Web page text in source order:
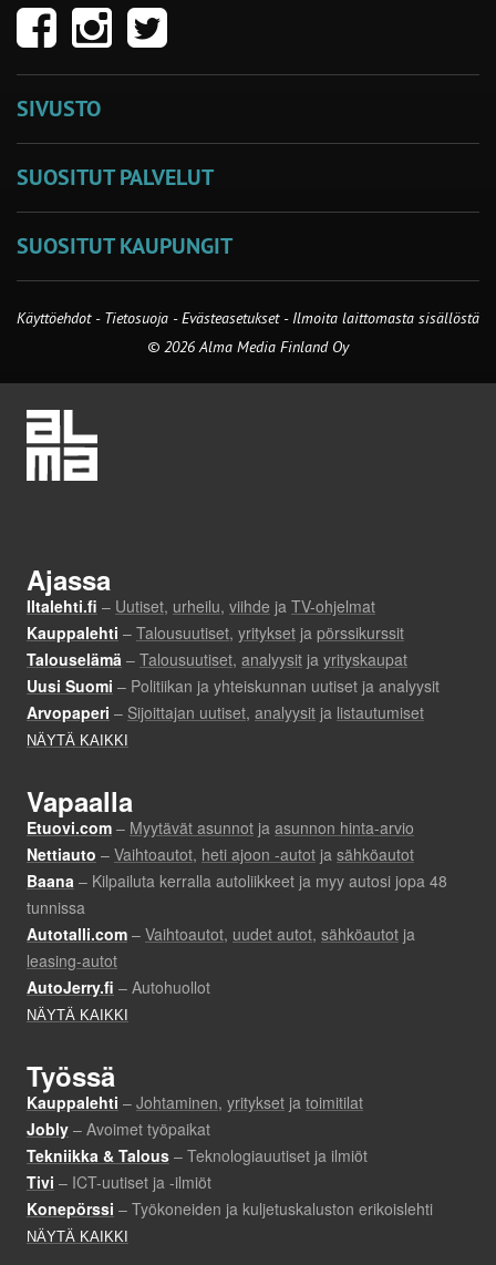
SIVUSTO
SUOSITUT PALVELUT
SUOSITUT KAUPUNGIT
Käyttöehdot - Tietosuoja -Evästeasetukset- Ilmoita laittomasta sisällöstä
© 2026 Alma Media Finland Oy